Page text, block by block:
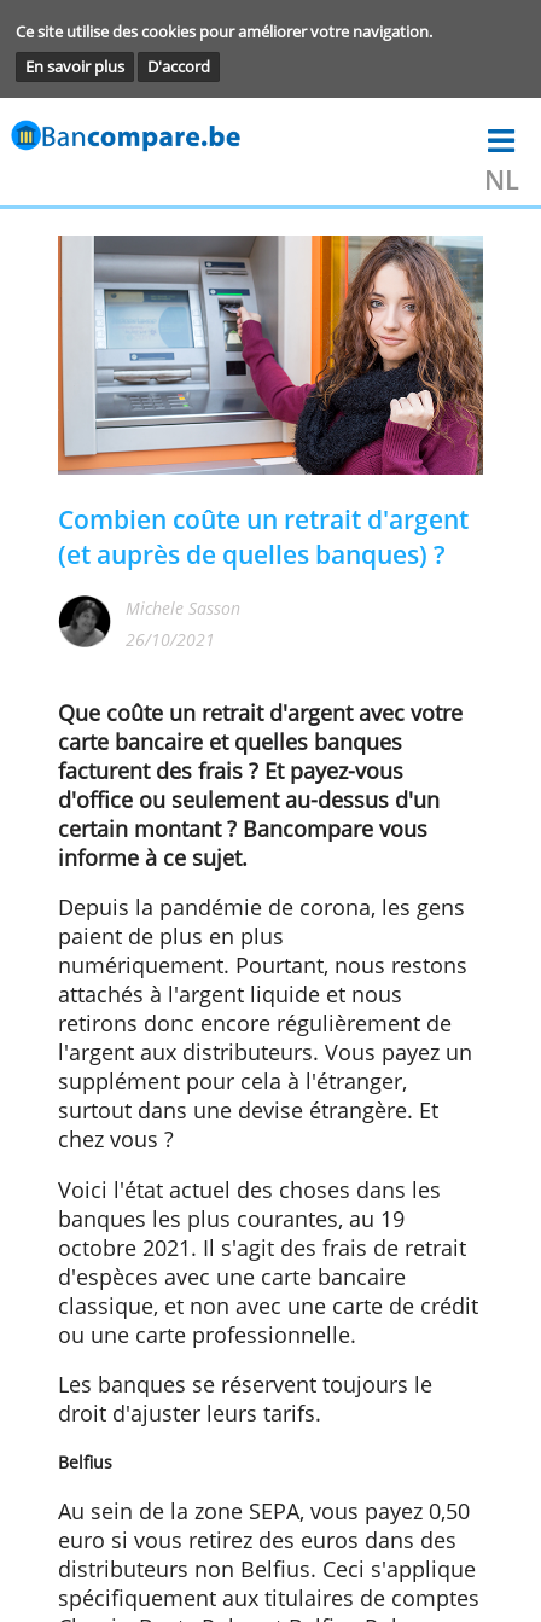
Ce site utilise des cookies pour améliorer votre navigation.
En savoir plus
D'accord
Combien coûte un retrait d'argent
(et auprès de quelles banques) ?
26/10/2021
Que coûte un retrait d'argent avec votre
carte bancaire et quelles banques
facturent des frais ? Et payez-vous
d'office ou seulement au-dessus d'un
certain montant ? Bancompare vous
informe à ce sujet.
Depuis la pandémie de corona, les gens
paient de plus en plus
numériquement. Pourtant, nous restons
attachés à l'argent liquide et nous
l'argent aux distributeurs. Vous payez un
supplément pour cela à l'étranger,
surtout dans une devise étrangère. Et
chez vous ?
Voici l'état actuel des choses dans les
banques les plus courantes, au 19
octobre 2021. Il s'agit des frais de retrait
d'espèces avec une carte bancaire
ou une carte professionnelle.
Les banques se réservent toujours le
droit d'ajuster leurs tarifs.